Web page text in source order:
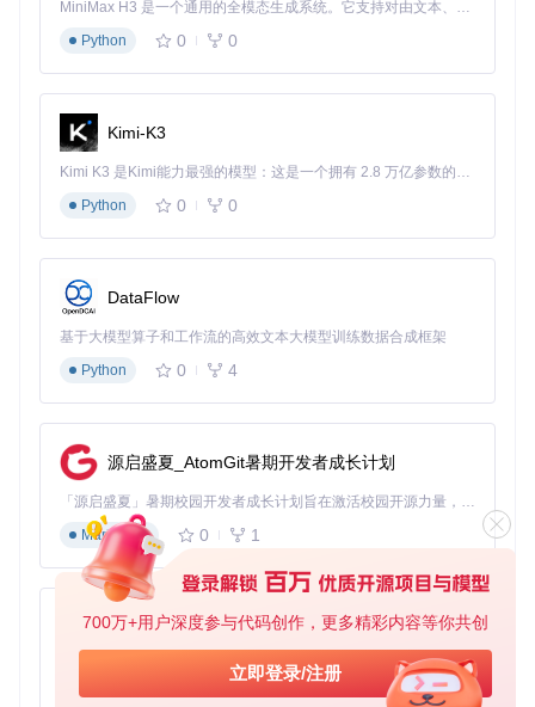
700万+用户深度参与代码创作，更多精彩内容等你共创
立即登录/注册
责"听懂"你的指令，将自然语言转化为结构化任务；决策执行
则负责"动手"操作，模拟鼠标键盘完成任务。这三层架构通
元素识别
：VLM分析截图内容，定位可交互元素及其坐标
指令解析
入、滚动等）
操作执行
：通过系统API模拟用户输入完成操作
VLM模型配置界面包含语言选择、模型提供商、基础URL和A
与传统RPA工具相比，UI-TARS Desktop的独特优势在于
意应用界面；自然语言灵活性——支持口语化指令而非固定语
法；跨平台一致性——在Windows和macOS系统上保持相同
操作体验。
实施路径：从安装到首次自动化的三步实践
1. 环境部署：3分钟完成跨平台安装
传统软件安装往往需要复杂的环境配置，而UI-TARS Desktop
采用简化设计：
对于macOS用户：
下载DMG安装包后打开
MiniMax H3 是一个通用的全模态生成系统。它支持对由文本、图像、视频和音频组成的多模态上下文进行统一理解，并能生成分辨率高达 2K、时长可达 15 秒的带原生立体声音频的视频。得益于面向任务泛化的系统设计，H3 在预训练阶段就已具备广泛的多模态上下文理解与生成能力，能够出色地执行复杂的多模态指令。
Python
0 0
Kimi-K3
Kimi K3 是Kimi能力最强的模型：这是一个拥有 2.8 万亿参数的混合专家（MoE）模型，具备原生视觉理解能力，并支持 100 万 token 的上下文窗口。
Python
0 0
DataFlow
基于大模型算子和工作流的高效文本大模型训练数据合成框架
Python
0 4
源启盛夏_AtomGit暑期开发者成长计划
「源启盛夏」暑期校园开发者成长计划旨在激活校园开源力量，通过积分激励、认证扶持、资源倾斜等形式，引导高校组织和开发者完成「入驻 — 建项目 — 做贡献 — 获认证 — 得资源」的完整闭环。无论你是想带领社团入驻平台的组织者，还是希望用代码贡献证明自己的开发者，都能在这里找到属于你的成长路径。
Markdown
0 1
py-xiaozhi
基于Python的Xiaozhi AI，适用于想要完整Xiaozhi体验而无需拥有专用硬件的用户。
Python
0 1